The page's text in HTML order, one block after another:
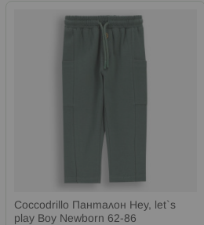
Coccodrillo Панталон Hey, let`s
play Boy Newborn 62-86